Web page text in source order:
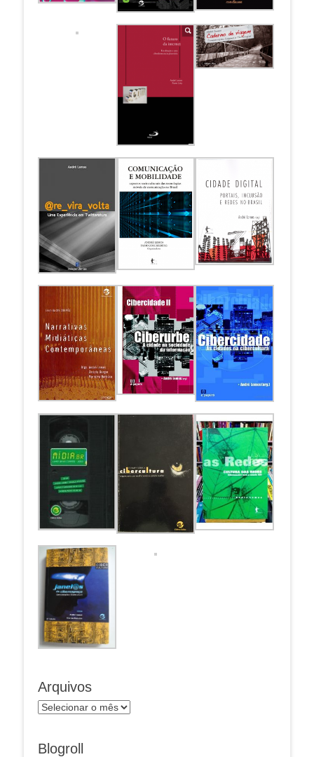
Arquivos
Arquivos
Blogroll